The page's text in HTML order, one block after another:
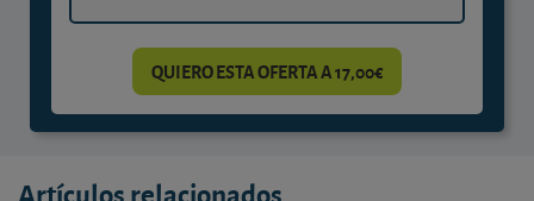
QUIERO ESTA OFERTA A 17,00€